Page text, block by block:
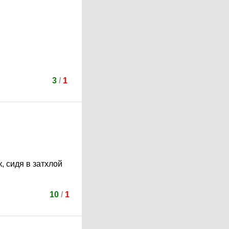
3/ 1
сидя в затхлой
10 / 1